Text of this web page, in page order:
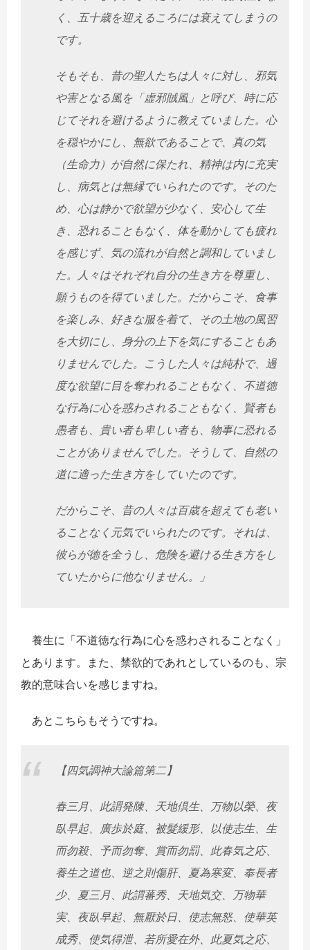
く、五十歳を迎えるころには衰えてしまうの
です。
そもそも、昔の聖人たちは人々に対し、邪気
や害となる風を「虚邪賊風」と呼び、時に応
じてそれを避けるように教えていました。心
を穏やかにし、無欲であることで、真の気
（生命力）が自然に保たれ、精神は内に充実
し、病気とは無縁でいられたのです。そのた
め、心は静かで欲望が少なく、安心して生
き、恐れることもなく、体を動かしても疲れ
を感じず、気の流れが自然と調和していまし
た。人々はそれぞれ自分の生き方を尊重し、
願うものを得ていました。だからこそ、食事
を楽しみ、好きな服を着て、その土地の風習
を大切にし、身分の上下を気にすることもあ
りませんでした。こうした人々は純朴で、過
度な欲望に目を奪われることもなく、不道徳
な行為に心を惑わされることもなく、賢者も
愚者も、貴い者も卑しい者も、物事に恐れる
ことがありませんでした。そうして、自然の
道に適った生き方をしていたのです。
だからこそ、昔の人々は百歳を超えても老い
ることなく元気でいられたのです。それは、
彼らが徳を全うし、危険を避ける生き方をし
ていたからに他なりません。」
養生に「不道徳な行為に心を惑わされることなく」
とあります。また、禁欲的であれとしているのも、宗
教的意味合いを感じますね。
あとこちらもそうですね。
【四気調神大論篇第二】
春三月、此謂発陳、天地倶生、万物以榮、夜
臥早起、廣歩於庭、被髮緩形、以使志生、生
而勿殺、予而勿奪、賞而勿罰、此春気之応、
養生之道也、逆之則傷肝、夏為寒変、奉長者
少、夏三月、此謂蕃秀、天地気交、万物華
実、夜臥早起、無厭於日、使志無怒、使華英
成秀、使気得泄、若所愛在外、此夏気之応、